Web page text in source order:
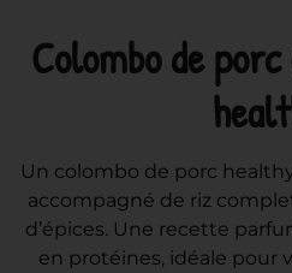
Colombo de
Un colombo de porc
accompagné de riz
d’épices. Une recette
en protéines, idéale pour